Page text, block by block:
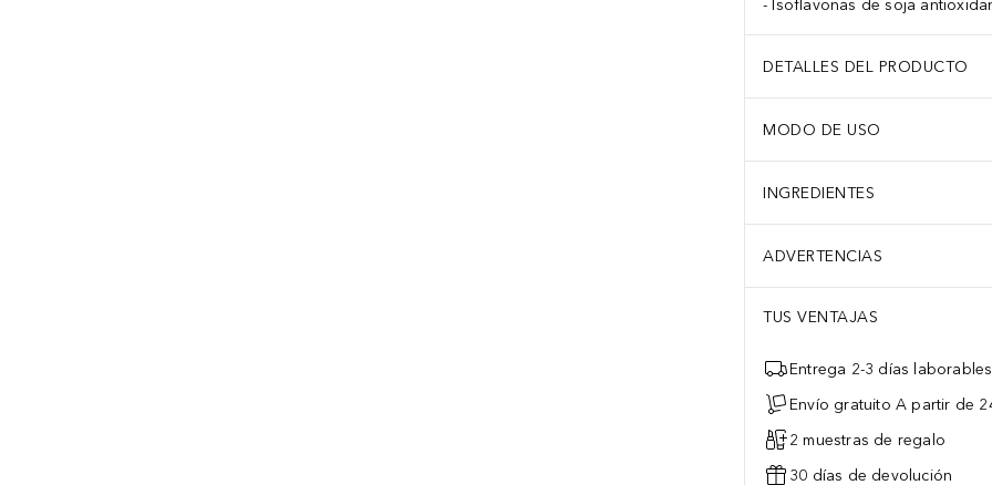
Isoflavonas de soja
DETALLES DEL PRODUCTO
MODO DE USO
INGREDIENTES
ADVERTENCIAS
TUS VENTAJAS
Entrega 2-3 días laborables
Envío gratuito A partir de
2 muestras de regalo
30 días de devolución